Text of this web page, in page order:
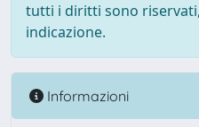
tutti i diritti sono
indicazione.
Informazioni